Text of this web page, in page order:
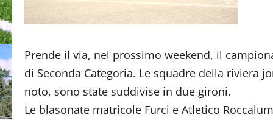
Prende il via, nel prossimo weekend, il
di Seconda Categoria. Le squadre della riviera
noto, sono state suddivise in due gironi.
Le blasonate matricole Furci e Atletico